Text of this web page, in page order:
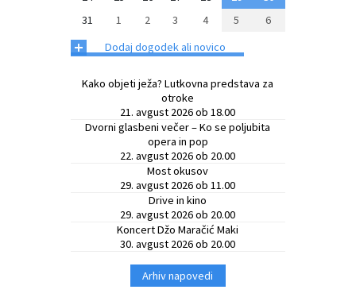
31
1 2 3 4 5 6
+ Dodaj dogodek ali novico
Kako objeti ježa? Lutkovna predstava za
otroke
21. avgust 2026 ob 18.00
Dvorni glasbeni večer – Ko se poljubita
opera in pop
22. avgust 2026 ob 20.00
Most okusov
29. avgust 2026 ob 11.00
Drive in kino
29. avgust 2026 ob 20.00
Koncert Džo Maračić Maki
30. avgust 2026 ob 20.00
Arhiv napovedi